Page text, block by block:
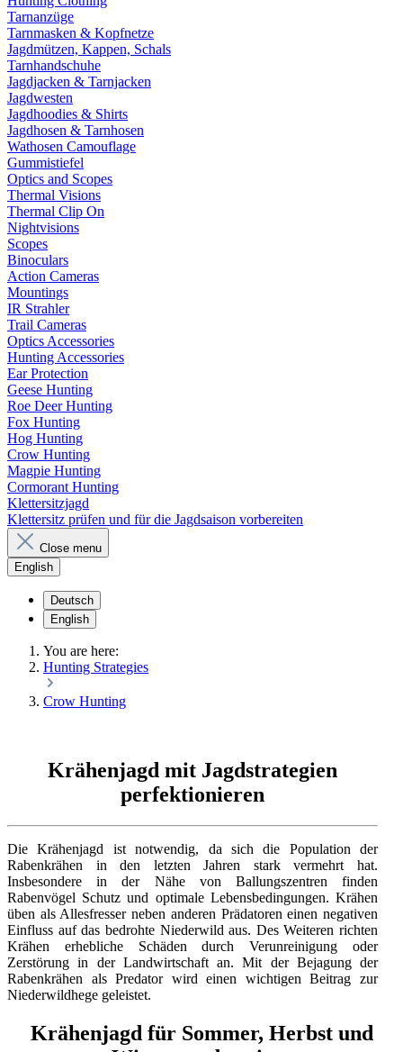
Tarnanzüge
Tarnmasken & Kopfnetze
Jagdmützen, Kappen, Schals
Tarnhandschuhe
Jagdjacken & Tarnjacken
Jagdwesten
Jagdhoodies & Shirts
Jagdhosen & Tarnhosen
Wathosen Camouflage
Gummistiefel
Optics and Scopes
Thermal Visions
Thermal Clip On
Nightvisions
Scopes
Binoculars
Action Cameras
Mountings
IR Strahler
Trail Cameras
Optics Accessories
Hunting Accessories
Ear Protection
Geese Hunting
Roe Deer Hunting
Fox Hunting
Hog Hunting
Crow Hunting
Magpie Hunting
Cormorant Hunting
Klettersitzjagd
Klettersitz prüfen und für die Jagdsaison vorbereiten
Close menu
English
Deutsch
English
You are here:
Hunting Strategies
Crow Hunting
Krähenjagd mit Jagdstrategien
perfektionieren
Die Krähenjagd ist notwendig, da sich die Population der
Rabenkrähen in den letzten Jahren stark vermehrt hat.
Insbesondere in der Nähe von Ballungszentren finden
Rabenvögel Schutz und optimale Lebensbedingungen. Krähen
üben als Allesfresser neben anderen Prädatoren einen negativen
Einfluss auf das bedrohte Niederwild aus. Des Weiteren richten
Krähen erhebliche Schäden durch Verunreinigung oder
Zerstörung in der Landwirtschaft an. Mit der Bejagung der
Rabenkrähen als Predator wird einen wichtigen Beitrag zur
Niederwildhege geleistet.
Krähenjagd für Sommer, Herbst und